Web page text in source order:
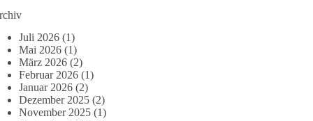
Juli 2026 (1)
Mai 2026 (1)
März 2026 (2)
Februar 2026 (1)
Januar 2026 (2)
Dezember 2025 (2)
November 2025 (1)